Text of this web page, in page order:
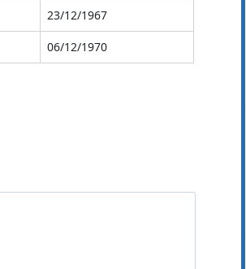
23/12/1967
06/12/1970